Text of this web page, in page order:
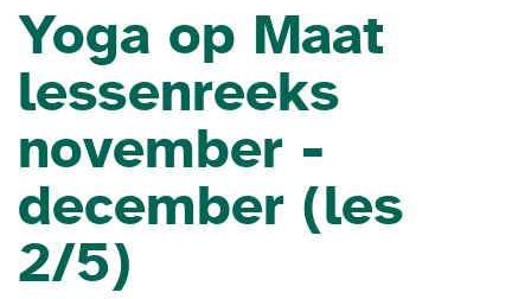
Yoga op Maat
lessenreeks
november -
december (les
2/5)